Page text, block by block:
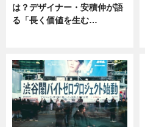
は？デザイナー・安積伸が語
る「長く価値を生む…